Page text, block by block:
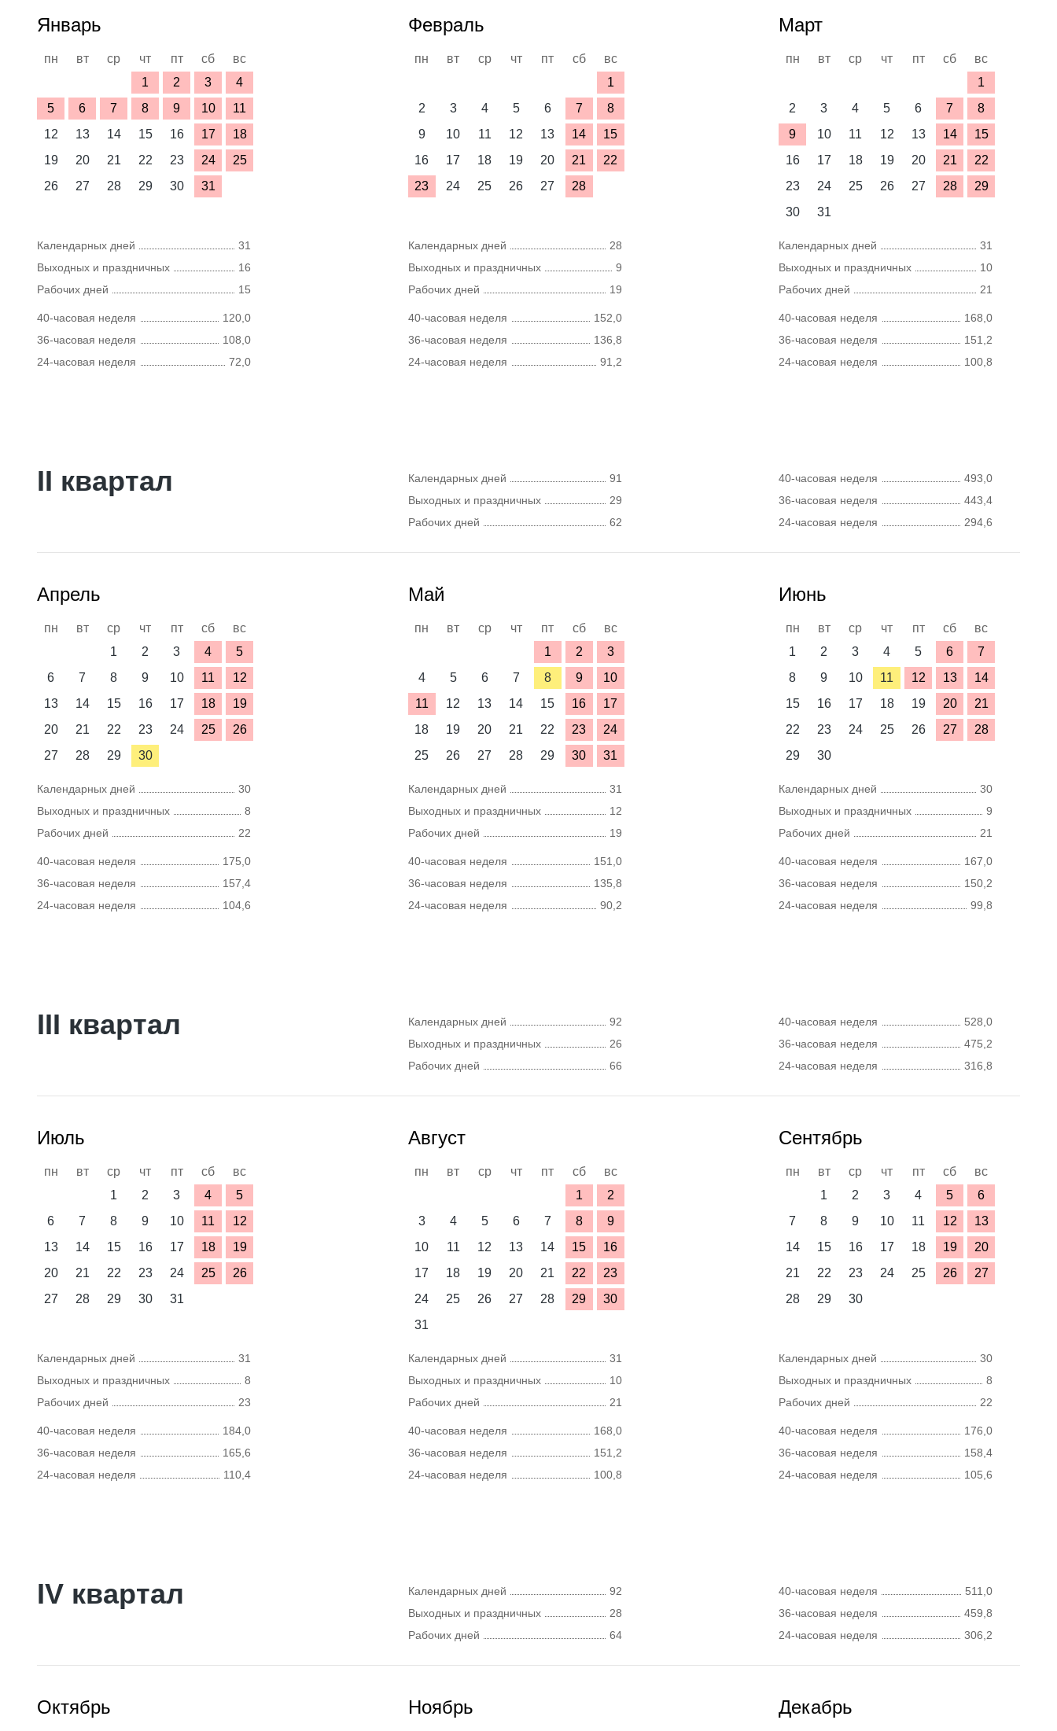
Январь
пн вт ср чт пт сб
вс
1
2 3
4
5
6 7 8 9 10
11
12
13 14 15 16 17
18
19
20 21 22 23 24
25
26
27 28 29 30 31
Календарных дней
31
Выходных и праздничных
16
Рабочих дней
15
40-часовая неделя
120,0
36-часовая неделя
108,0
24-часовая неделя
72,0
Февраль
пн вт ср чт пт сб
вс
1
2
3 4 5 6 7
8
9
10 11 12 13 14
15
16
17 18 19 20 21
22
23
24 25 26 27 28
Календарных дней
28
Выходных и праздничных
9
Рабочих дней
19
40-часовая неделя
152,0
36-часовая неделя
136,8
24-часовая неделя
91,2
Март
пн вт ср чт пт сб
вс
1
2
3 4 5 6 7
8
9
10 11 12 13 14
15
16
17 18 19 20 21
22
23
24 25 26 27 28
29
30
31
Календарных дней
31
Выходных и праздничных
10
Рабочих дней
21
40-часовая неделя
168,0
36-часовая неделя
151,2
24-часовая неделя
100,8
II квартал Календарных дней
91
Выходных и праздничных
29
Рабочих дней
62
40-часовая неделя
493,0
36-часовая неделя
443,4
24-часовая неделя
294,6
Апрель
пн вт ср чт пт сб
вс
1
2 3 4
5
6
7 8 9 10 11
12
13
14 15 16 17 18
19
20
21 22 23 24 25
26
27
28 29 30
Календарных дней
30
Выходных и праздничных
8
Рабочих дней
22
40-часовая неделя
175,0
36-часовая неделя
157,4
24-часовая неделя
104,6
Май
пн вт ср чт пт сб
вс
1
2
3
4
5 6 7 8 9
10
11
12 13 14 15 16
17
18
19 20 21 22 23
24
25
26 27 28 29 30 31
Календарных дней
31
Выходных и праздничных
12
Рабочих дней
19
40-часовая неделя
151,0
36-часовая неделя
135,8
24-часовая неделя
90,2
Июнь
пн вт ср чт пт сб
вс
1
2 3 4 5 6
7
8
9 10 11 12 13
14
15
16 17 18 19 20
21
22
23 24 25 26 27
28
29
30
Календарных дней
30
Выходных и праздничных
9
Рабочих дней
21
40-часовая неделя
167,0
36-часовая неделя
150,2
24-часовая неделя
99,8
III квартал Календарных дней
92
Выходных и праздничных
26
Рабочих дней
66
40-часовая неделя
528,0
36-часовая неделя
475,2
24-часовая неделя
316,8
Июль
пн вт ср чт пт сб
вс
1
2 3 4
5
6
7 8 9 10 11
12
13
14 15 16 17 18
19
20
21 22 23 24 25
26
27
28 29 30 31
Календарных дней
31
Выходных и праздничных
8
Рабочих дней
23
40-часовая неделя
184,0
36-часовая неделя
165,6
24-часовая неделя
110,4
Август
пн вт ср чт пт сб
вс
1
2
3
4 5 6 7 8
9
10
11 12 13 14 15
16
17
18 19 20 21 22
23
24
25 26 27 28 29
30
31
Календарных дней
31
Выходных и праздничных
10
Рабочих дней
21
40-часовая неделя
168,0
36-часовая неделя
151,2
24-часовая неделя
100,8
Сентябрь
пн вт ср чт пт сб
вс
1
2 3 4 5
6
7
8 9 10 11 12
13
14
15 16 17 18 19
20
21
22 23 24 25 26
27
28
29 30
Календарных дней
30
Выходных и праздничных
8
Рабочих дней
22
40-часовая неделя
176,0
36-часовая неделя
158,4
24-часовая неделя
105,6
IV квартал Календарных дней
92
Выходных и праздничных
28
Рабочих дней
64
40-часовая неделя
511,0
36-часовая неделя
459,8
24-часовая неделя
306,2
Октябрь Ноябрь Декабрь